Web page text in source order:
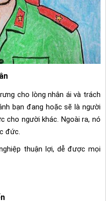
cho lòng nhân ái và trách
bạn đang hoặc sẽ là người
cho người khác. Ngoài ra, nó
đức.
thuận lợi, dễ được mọi